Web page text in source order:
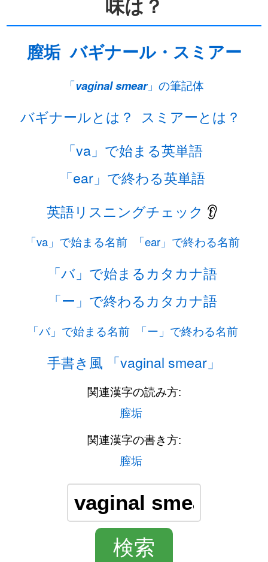
膣垢 バギナール・スミアー
「vaginal smear」の筆記体
バギナールとは？ スミアーとは？
「va」で始まる英単語
「ear」で終わる英単語
英語リスニングチェック 👂
「va」で始まる名前 「ear」で終わる名前
「バ」で始まるカタカナ語
「ー」で終わるカタカナ語
「バ」で始まる名前 「ー」で終わる名前
手書き風 「vaginal smear」
関連漢字の読み方:
膣垢
関連漢字の書き方:
膣垢